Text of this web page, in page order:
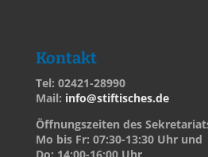
Kontakt
Tel: 02421-28990
Mail: info@stiftisches.de
Öffnungszeiten des
Mo bis Fr: 07:30-13:30 Uhr und